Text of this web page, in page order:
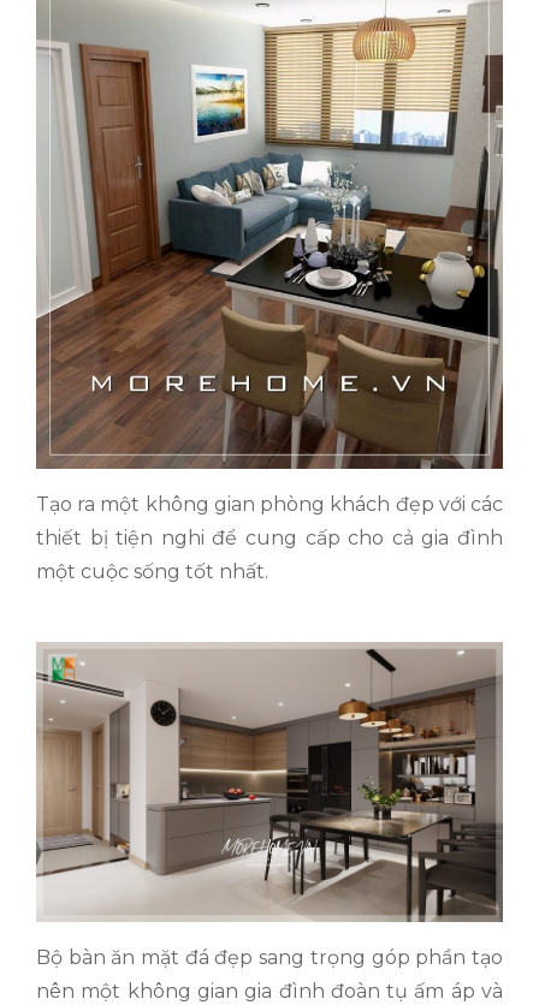
Tạo ra một không gian phòng khách đẹp với các
thiết bị tiện nghi để cung cấp cho cả gia đình
một cuộc sống tốt nhất.
Bộ bàn ăn mặt đá đẹp sang trọng góp phần tạo
nên một không gian gia đình đoàn tụ ấm áp và